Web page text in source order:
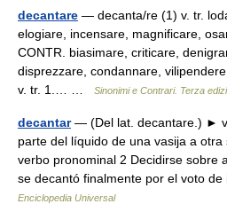
decantare — decanta/re (1) v. tr.
elogiare, incensare, magnificare,
CONTR. biasimare, criticare,
disprezzare, condannare,
v. tr. 1.… …
Sinonimi e Contrari. Terza
decantar— (Del lat. decantare.) ►
parte del líquido de una vasija a
verbo pronominal 2 Decidirse sobre
se decantó finalmente por el voto
Enciclopedia Universal